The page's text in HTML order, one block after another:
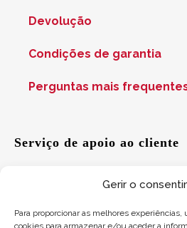
Gerir o
Para proporcionar as melhores
cookies para armazenar e/ou aceder a
Devolução
Condições de garantia
Perguntas mais
Serviço de apoio ao cliente